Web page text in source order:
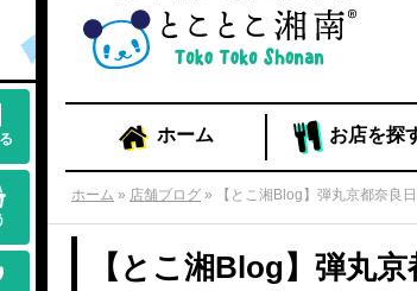
ホーム お店を探
ホーム » 店舗ブログ » 【とこ湘Blog】弾丸京都奈良
【とこ湘Blog】弾丸